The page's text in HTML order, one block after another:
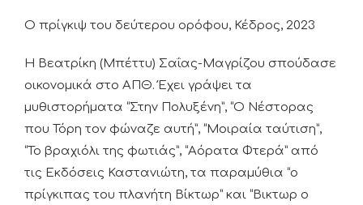
Ο πρίγκιψ του δεύτερου ορόφου, Κέδρος, 2023
Η Βεατρίκη (Μπέττυ) Σαΐας-Μαγρίζου σπούδασε
οικονομικά στο ΑΠΘ. Έχει γράψει τα
μυθιστορήματα “Στην Πολυξένη”, “Ο Νέστορας
που Τόρη τον φώναζε αυτή”, “Μοιραία ταύτιση”,
“Το βραχιόλι της φωτιάς”, “Αόρατα Φτερά” από
τις Εκδόσεις Καστανιώτη, τα παραμύθια “ο
πρίγκιπας του πλανήτη Βίκτωρ” και “Βικτωρ ο